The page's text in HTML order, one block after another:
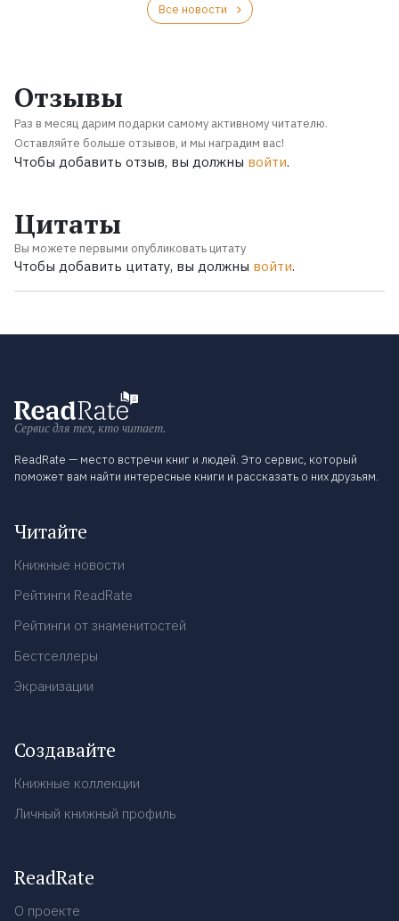
Все новости
Отзывы
Раз в месяц дарим подарки самому активному читателю.
Оставляйте больше отзывов, и мы наградим вас!
Чтобы добавить отзыв, вы должны войти.
Цитаты
Вы можете первыми опубликовать цитату
Чтобы добавить цитату, вы должны войти.
Сервис для тех, кто читает.
ReadRate — место встречи книг и людей. Это сервис, который
поможет вам найти интересные книги и рассказать о них друзьям.
Читайте
Книжные новости
Рейтинги ReadRate
Рейтинги от знаменитостей
Бестселлеры
Экранизации
Создавайте
Книжные коллекции
Личный книжный профиль
ReadRate
О проекте